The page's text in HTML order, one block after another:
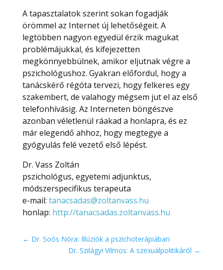
A tapasztalatok szerint sokan fogadják
örömmel az Internet új lehetőségeit. A
legtöbben nagyon egyedül érzik magukat
problémájukkal, és kifejezetten
megkönnyebbülnek, amikor eljutnak végre a
pszichológushoz. Gyakran előfordul, hogy a
tanácskérő régóta tervezi, hogy felkeres egy
szakembert, de valahogy mégsem jut el az első
telefonhívásig. Az Interneten böngészve
azonban véletlenül ráakad a honlapra, és ez
már elegendő ahhoz, hogy megtegye a
gyógyulás felé vezető első lépést.
Dr. Vass Zoltán
pszichológus, egyetemi adjunktus,
módszerspecifikus terapeuta
e-mail: tanacsadas@zoltanvass.hu
honlap: http://tanacsadas.zoltanvass.hu
← Dr. Soós Nóra: Illúziók a pszichoterápiában
Dr. Szilágyi Vilmos: A szexuálpolitikáról →